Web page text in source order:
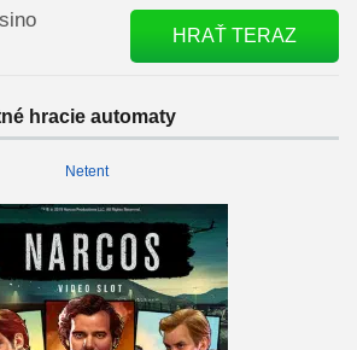
HRAŤ TERAZ
hracie automaty
Netent